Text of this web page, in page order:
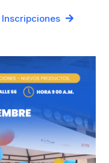
Inscripciones